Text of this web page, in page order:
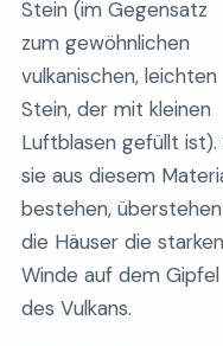
Stein (im Gegensatz
zum gewöhnlichen
vulkanischen, leichten
Stein, der mit kleinen
Luftblasen gefüllt ist).
sie aus diesem
bestehen, überstehen
die Häuser die starken
Winde auf dem Gipfel
des Vulkans.